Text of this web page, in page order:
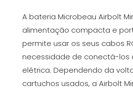
A bateria Microbeau Airbolt
alimentação compacta e
permite usar os seus cabos
necessidade de conectá-los
elétrica. Dependendo da
cartuchos usados, a Airbolt